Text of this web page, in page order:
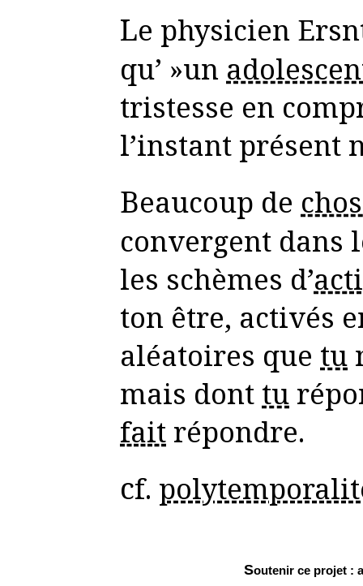
Le physicien Ersnt Stückelberg note
qu’ »un
tristesse en
l’instant présent
Beaucoup de
convergent dans
les schèmes d’
ton être, activés
aléatoires que tu
mais dont tu
fait répondre.
cf.
Soutenir ce projet :